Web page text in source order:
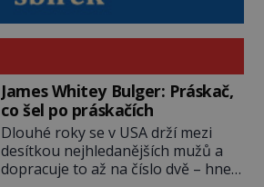
James Whitey Bulger: Práskač,
co šel po práskačích
Dlouhé roky se v USA drží mezi
desítkou nejhledanějších mužů a
dopracuje to až na číslo dvě – hned